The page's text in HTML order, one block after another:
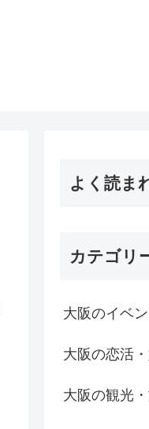
よく読ま
カテゴリ
大阪のイベン
大阪の恋活
大阪の観光